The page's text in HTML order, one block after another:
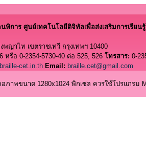
พิการ ศูนย์เทคโนโลยีดิจิทัลเพื่อส่งเสริมการเรียนรู้
ญาไท เขตราชเทวี กรุงเทพฯ 10400
หรือ 0-2354-5730-40 ต่อ 525, 526 โทรสาร: 0-
cet.in.th Email: braille.cet@gmail.com
ภาพขนาด 1280x1024 พิกเซล ควรใช้โปรแกรม